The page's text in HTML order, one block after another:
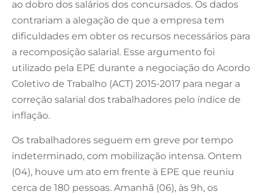
ao dobro dos salários dos concursados. Os dados
contrariam a alegação de que a empresa tem
dificuldades em obter os recursos necessários para
a recomposição salarial. Esse argumento foi
utilizado pela EPE durante a negociação do Acordo
Coletivo de Trabalho (ACT) 2015-2017 para negar a
correção salarial dos trabalhadores pelo índice de
inflação.
Os trabalhadores seguem em greve por tempo
indeterminado, com mobilização intensa. Ontem
(04), houve um ato em frente à EPE que reuniu
cerca de 180 pessoas. Amanhã (06), às 9h, os